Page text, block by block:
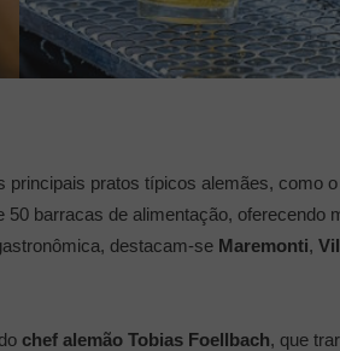
pratos típicos alemães, como
50 barracas de alimentação, oferecendo
destacam-se Maremonti,
chef alemão Tobias Foellbach, que